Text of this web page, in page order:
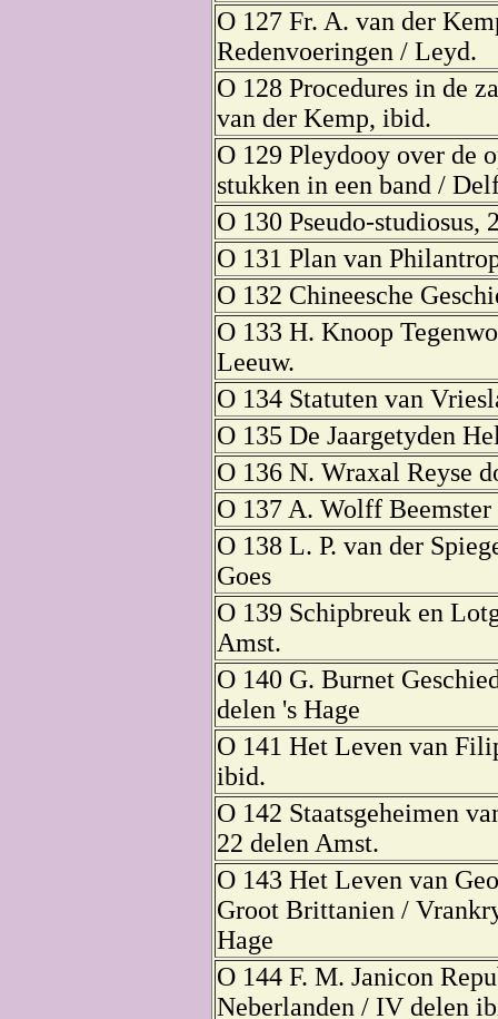
O 127 Fr. A. van der
Redenvoeringen / Leyd.
O 128 Procedures in de
van der Kemp, ibid.
O 129 Pleydooy over de
stukken in een band /
O 130 Pseudo-studiosus,
O 131 Plan van
O 132 Chineesche
O 133 H. Knoop
Leeuw.
O 134 Statuten van
O 135 De Jaargetyden
O 136 N. Wraxal Reyse
O 137 A. Wolff
O 138 L. P. van der
Goes
O 139 Schipbreuk en
Amst.
O 140 G. Burnet
delen 's Hage
O 141 Het Leven van
ibid.
O 142 Staatsgeheimen
22 delen Amst.
O 143 Het Leven van
Groot Brittanien /
Hage
O 144 F. M. Janicon
Neberlanden / IV delen